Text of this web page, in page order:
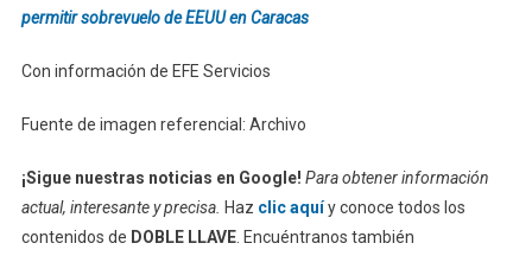
permitir sobrevuelo de EEUU en Caracas
Con información de EFE Servicios
Fuente de imagen referencial: Archivo
¡Sigue nuestras noticias en Google! Para obtener información
actual, interesante y precisa. Haz clic aquíy conoce todos los
contenidos de DOBLE LLAVE. Encuéntranos también